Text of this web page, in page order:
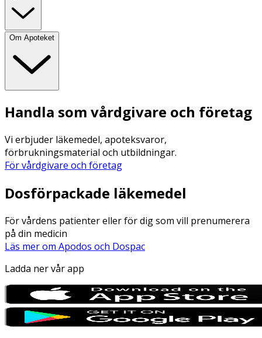
Om Apoteket
Handla som vårdgivare och företag
Vi erbjuder läkemedel, apoteksvaror,
förbrukningsmaterial och utbildningar.
För vårdgivare och företag
Dosförpackade läkemedel
För vårdens patienter eller för dig som vill prenumerera
på din medicin
Läs mer om Apodos och Dospac
Ladda ner vår app